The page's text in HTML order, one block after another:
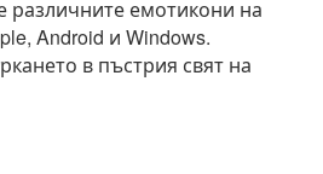
различните емотикони на
Android и Windows.
в пъстрия свят на